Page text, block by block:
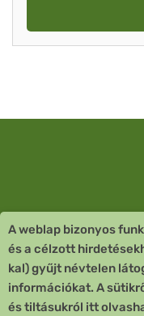
Vevőszolgálat
Quick Links
A weblap bizonyos
és a célzott
kal) gyűjt névtelen
információkat. A
és tiltásukról itt